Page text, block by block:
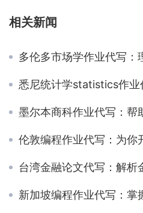
相关新闻
多伦多市场学作业代写：
悉尼统计学statistics作业代
墨尔本商科作业代写：帮
伦敦编程作业代写：为你
台湾金融论文代写：解析
新加坡编程作业代写：掌